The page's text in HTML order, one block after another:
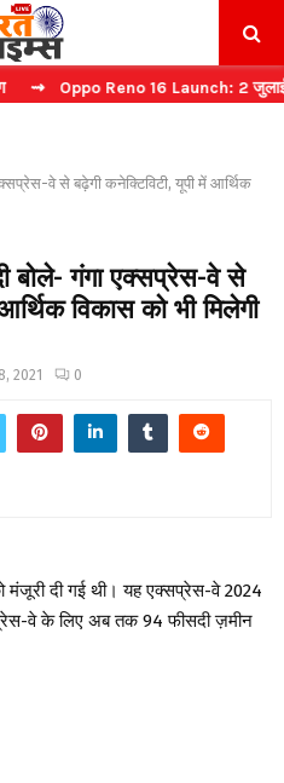
Reno 16 Launch: 2 जुलाई को
वे से बढ़ेगी कनेक्टिविटी, यूपी में आर्थिक
बोले- गंगा एक्सप्रेस-वे से
विकास को भी मिलेगी
2021 0
मंजूरी दी गई थी। यह एक्सप्रेस-वे 2024
वे के लिए अब तक 94 फीसदी ज़मीन